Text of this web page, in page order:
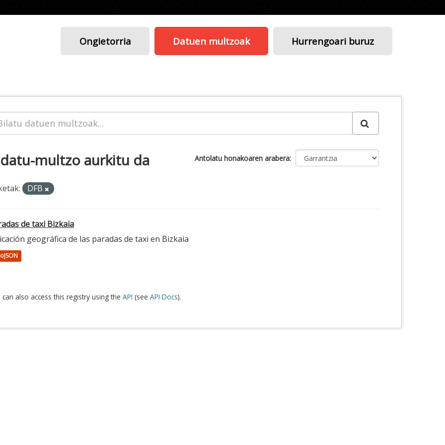
Ongietorria Datuen multzoak Hurrengoari buruz
Antolatu honakoaren arabera
multzo aurkitu da
DFB
de taxi Bizkaia
geográfica de las paradas de taxi en Bizkaia
can also access this registry using the API (see API Docs).